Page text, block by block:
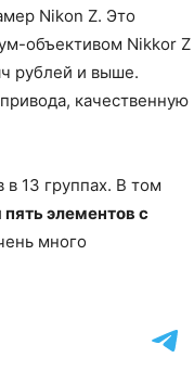
Nikon Z. Это
объективом Nikkor Z
рублей и выше.
качественную
в 13 группах. В том
пять элементов с
много